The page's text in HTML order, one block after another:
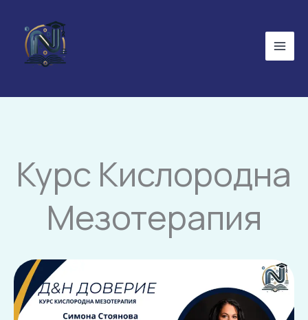
content
Курс Кислородна
Мезотерапия